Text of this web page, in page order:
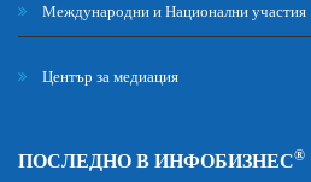
Международни и Национални участия
Център за медиация
ПОСЛЕДНО В ИНФОБИЗНЕС®